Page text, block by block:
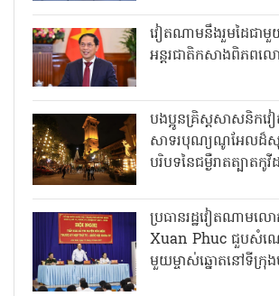
វៀតណាមនឹងរួមដៃជ
អន្តរជាតិកសាងពិភពល
បងប្អូនគ្រិស្តសាសនិក
សាទរបុណ្យណូអែលដ៏សុ
បរិបទនៃជម្ងឺរាតត្បាតកូ
ប្រធានរដ្ឋវៀតណាមល
Xuan Phuc ជួបសំ
មួយម្ចាស់ឆ្នោតនៅទីក្